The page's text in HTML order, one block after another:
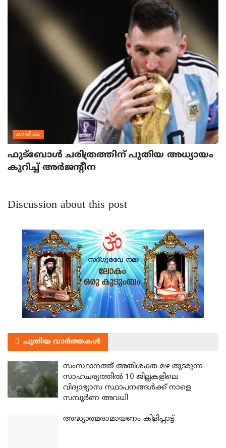
കായികം
ഫുട്‌ബോള്‍ ചരിത്രത്തിന് പുതിയ അധ്യായം
കുറിച്ച് അര്‍ജന്റീന
Discussion about this post
പുതിയ വാർത്തകൾ
സംസ്ഥാനത്ത് അതിശക്ത മഴ തുടരുന്ന
സാഹചര്യത്തിൽ 10 ജില്ലകളിലെ
വിദ്യാഭ്യാസ സ്ഥാപനങ്ങൾക്ക് നാളെ
സമ്പൂർണ അവധി
അദ്ധ്യാത്മരാമായണം കിളിപ്പാട്ട്